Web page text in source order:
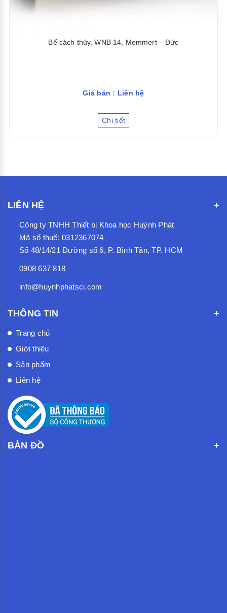
Bể cách thủy, WNB 14, Memmert – Đức
Giá bán : Liên hệ
Chi tiết
LIÊN HỆ
Công ty TNHH Thiết bị Khoa học Huỳnh Phát
Mã số thuế: 0312367074
Số 48/14/21 Đường số 6, P. Bình Tân, TP. HCM
0908 637 818
info@huynhphatsci.com
THÔNG TIN
Trang chủ
Giới thiệu
Sản phẩm
Liên hệ
BẢN ĐỒ